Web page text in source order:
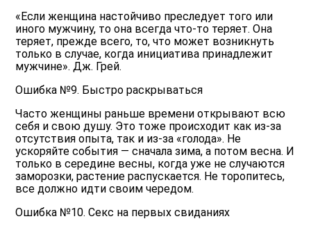
«Если женщина настойчиво преследует того или
иного мужчину, то она всегда что-то теряет. Она
теряет, прежде всего, то, что может возникнуть
только в случае, когда инициатива принадлежит
мужчине». Дж. Грей.
Ошибка №9. Быстро раскрываться
Часто женщины раньше времени открывают всю
себя и свою душу. Это тоже происходит как из-за
отсутствия опыта, так и из-за «голода». Не
ускоряйте события — сначала зима, а потом весна. И
только в середине весны, когда уже не случаются
заморозки, растение распускается. Не торопитесь,
все должно идти своим чередом.
Ошибка №10. Секс на первых свиданиях